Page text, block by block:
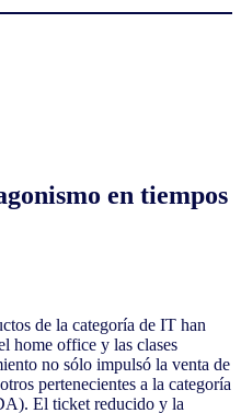
en tiempos
de la categoría de IT han
home office y las clases
no sólo impulsó la venta de
pertenecientes a la categoría
El ticket reducido y la